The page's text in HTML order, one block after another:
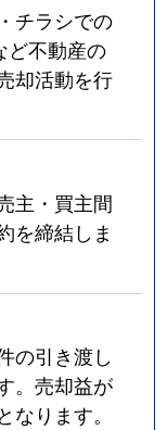
チラシでの
ど不動産の
却活動を行
主・買主間
を締結しま
の引き渡し
。売却益が
ります。